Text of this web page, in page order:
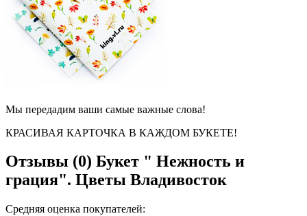
Мы передадим ваши самые важные слова!
КРАСИВАЯ КАРТОЧКА В КАЖДОМ БУКЕТЕ!
Отзывы (0) Букет " Нежность и
грация". Цветы Владивосток
Средняя оценка покупателей: